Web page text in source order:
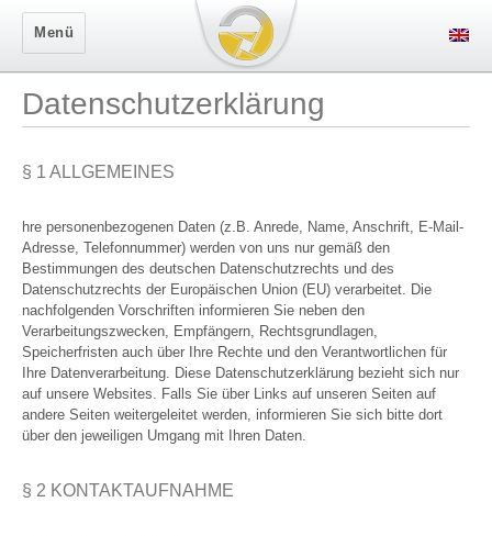
Secure Logon
Menü
Datenschutzerklärung
§ 1 ALLGEMEINES
hre personenbezogenen Daten (z.B. Anrede, Name, Anschrift, E-Mail-
Adresse, Telefonnummer) werden von uns nur gemäß den
Bestimmungen des deutschen Datenschutzrechts und des
Datenschutzrechts der Europäischen Union (EU) verarbeitet. Die
nachfolgenden Vorschriften informieren Sie neben den
Verarbeitungszwecken, Empfängern, Rechtsgrundlagen,
Speicherfristen auch über Ihre Rechte und den Verantwortlichen für
Ihre Datenverarbeitung. Diese Datenschutzerklärung bezieht sich nur
auf unsere Websites. Falls Sie über Links auf unseren Seiten auf
andere Seiten weitergeleitet werden, informieren Sie sich bitte dort
über den jeweiligen Umgang mit Ihren Daten.
§ 2 KONTAKTAUFNAHME